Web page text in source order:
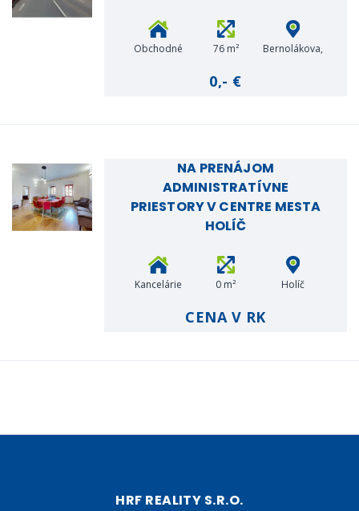
Obchodné
76 m²
Bernolákova,
0,- €
NA PRENÁJOM
ADMINISTRATÍVNE
PRIESTORY V CENTRE MESTA
HOLÍČ
Kancelárie 0 m² Holíč
CENA V RK
HRF REALITY S.R.O.